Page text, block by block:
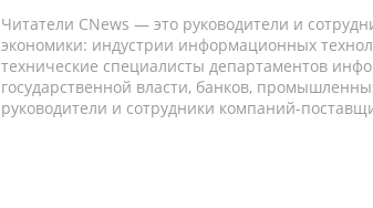
Читатели CNews — это руководители и
экономики: индустрии информационных
технические специалисты департаментов
государственной власти, банков,
руководители и сотрудники компаний-